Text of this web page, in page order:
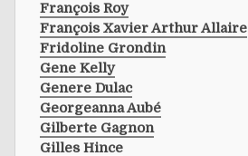
François Roy
François Xavier Arthur Allaire
Fridoline Grondin
Gene Kelly
Genere Dulac
Georgeanna Aubé
Gilberte Gagnon
Gilles Hince